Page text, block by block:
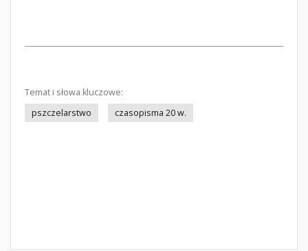
Temat i słowa kluczowe:
pszczelarstwo
czasopisma 20 w.